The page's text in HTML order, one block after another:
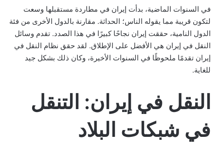
في السنوات الماضية، بدأت إيران في مطاردة مستقبلها وسعت
لتكون قريبة مما يقوله الناس؛ الحداثة. مقارنة بالدول الأخرى من فئة
الدول النامية، حققت إيران نجاحًا كبيرًا في هذا الصدد. تقدم وسائل
النقل في إيران هي الأفضل على الإطلاق. لقد حقق نظام النقل في
إيران تقدمًا ملحوظًا في السنوات الأخيرة، وكان ذلك بشكل جيد
للغاية.
النقل في إيران: التنقل
في شبكات البلاد